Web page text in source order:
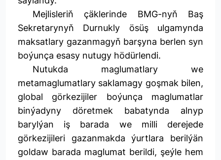
Mejlisleriň çäklerinde BMG-nyň Baş
Sekretarynyň Durnukly ösüş ulgamynda
maksatlary gazanmagyň barşyna berlen syn
boýunça esasy nutugy hödürlendi.
Nutukda maglumatlary we
metamaglumatlary saklamagy goşmak bilen,
global görkezijiler boýunça maglumatlar
binýadyny döretmek babatynda alnyp
barylýan iş barada we milli derejede
görkezijileri gazanmakda ýurtlara berilýän
goldaw barada maglumat berildi, şeýle hem